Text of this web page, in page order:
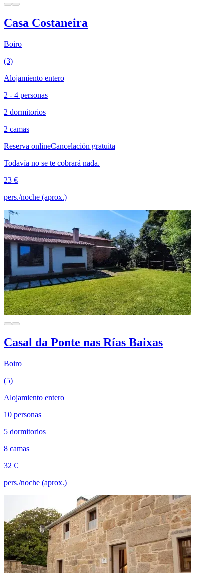
Casa Costaneira
Boiro
(3)
Alojamiento entero
2 - 4 personas
2 dormitorios
2 camas
Reserva onlineCancelación gratuita
Todavía no se te cobrará nada.
23 €
pers./noche (aprox.)
Casal da Ponte nas Rías Baixas
Boiro
(5)
Alojamiento entero
10 personas
5 dormitorios
8 camas
32 €
pers./noche (aprox.)